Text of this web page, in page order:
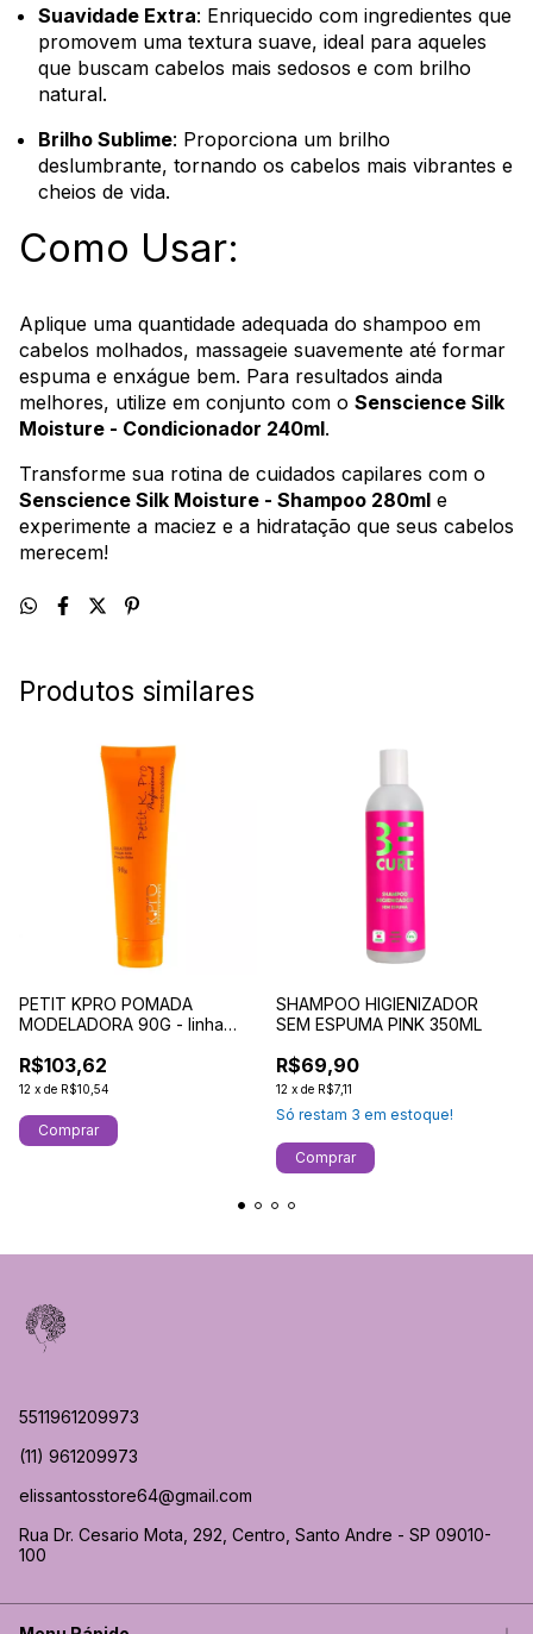
Suavidade Extra: Enriquecido com ingredientes que
promovem uma textura suave, ideal para aqueles
que buscam cabelos mais sedosos e com brilho
natural.
Brilho Sublime: Proporciona um brilho
deslumbrante, tornando os cabelos mais vibrantes e
cheios de vida.
Como Usar:
Aplique uma quantidade adequada do shampoo em
cabelos molhados, massageie suavemente até formar
espuma e enxágue bem. Para resultados ainda
melhores, utilize em conjunto com o Senscience Silk
Moisture - Condicionador 240ml.
Transforme sua rotina de cuidados capilares com o
Senscience Silk Moisture - Shampoo 280ml e
experimente a maciez e a hidratação que seus cabelos
merecem!
Produtos similares
PETIT KPRO POMADA
MODELADORA 90G - linha
R$103,62
12 x de R$10,54
SHAMPOO HIGIENIZADOR
SEM ESPUMA PINK 350ML
R$69,90
12 x de R$7,11
Só restam 3 em estoque!
5511961209973
(11) 961209973
elissantosstore64@gmail.com
Rua Dr. Cesario Mota, 292, Centro, Santo Andre - SP 09010-
100